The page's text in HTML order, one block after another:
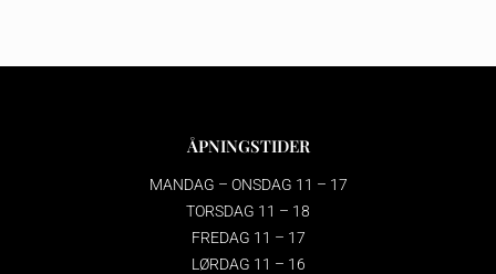
ÅPNINGSTIDER
MANDAG – ONSDAG 11 – 17
TORSDAG 11 – 18
FREDAG 11 – 17
LØRDAG 11 – 16